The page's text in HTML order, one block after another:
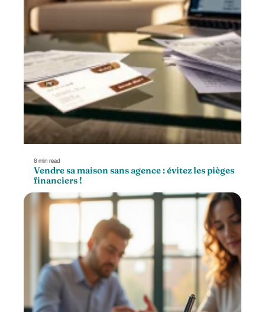
8 min read
Vendre sa maison sans agence : évitez les pièges
financiers !